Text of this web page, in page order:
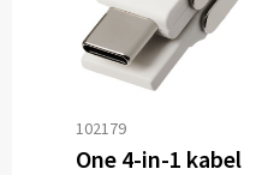
102179
One 4-in-1 kabel